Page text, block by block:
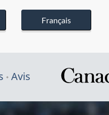
Français
Avis